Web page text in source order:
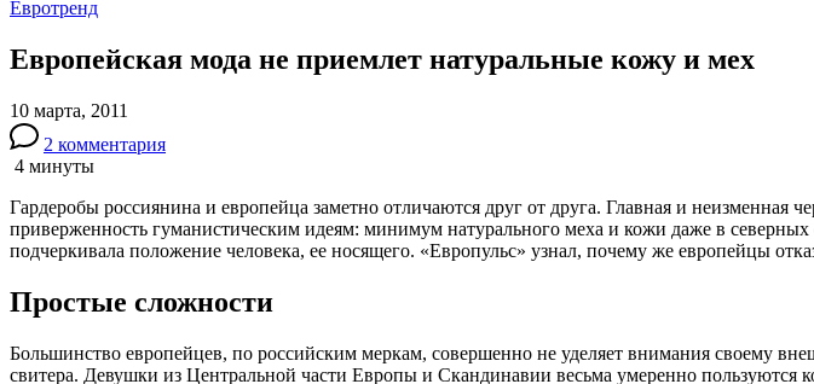
Евротренд
Европейская мода не приемлет натуральные кожу и мех
10 марта, 2011
2 комментариязаписи
не
приемлет
натуральные
и
4 минуты
Гардеробы россиянина и европейца заметно отличаются друг от друга. Главная и неизменная
приверженность гуманистическим идеям: минимум натурального меха и кожи даже в
подчеркивала положение человека, ее носящего. «Европульс» узнал, почему же европейцы
Простые сложности
Большинство европейцев, по российским меркам, совершенно не уделяет внимания своему
свитера. Девушки из Центральной части Европы и Скандинавии весьма умеренно пользуются